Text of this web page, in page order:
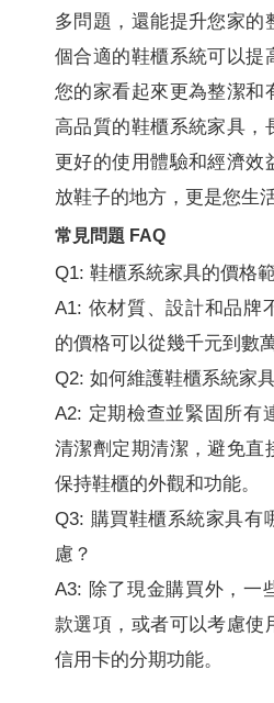
多問題，還能提升您家的
個合適的鞋櫃系統可以提
您的家看起來更為整潔和
高品質的鞋櫃系統家具，
更好的使用體驗和經濟效
放鞋子的地方，更是您生
常見問題 FAQ
Q1: 鞋櫃系統家具的價格
A1: 依材質、設計和品牌
的價格可以從幾千元到數
Q2: 如何維護鞋櫃系統家
A2: 定期檢查並緊固所有
清潔劑定期清潔，避免直
保持鞋櫃的外觀和功能。
Q3: 購買鞋櫃系統家具有
慮？
A3: 除了現金購買外，一
款選項，或者可以考慮使
信用卡的分期功能。